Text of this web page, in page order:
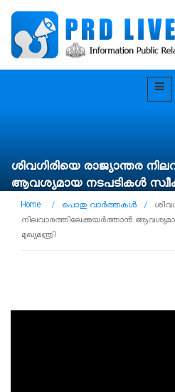
ശിവഗിരിയെ രാജ്യാന്തര
ആവശ്യമായ നടപടികൾ
Home / പൊതു വാർത്തകൾ /
നിലവാരത്തിലേക്കുയർത്താൻ
മുഖ്യമന്ത്രി